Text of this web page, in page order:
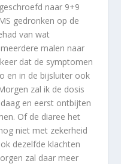
naar 9+9
gedronken op de
van wat
malen naar
dat de symptomen
en in de bijsluiter ook
zal ik de dosis
en eerst ontbijten
Of de diaree het
niet met zekerheid
dezelfde klachten
zal daar meer